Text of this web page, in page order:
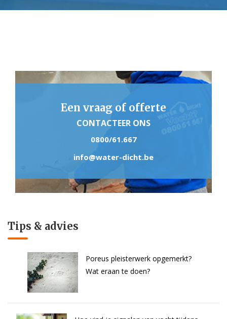
Een vraag of offerte
CONTACTEER ONS
0800/61.667
info@water-dicht.be
Tips & advies
Poreus pleisterwerk opgemerkt?
Wat eraan te doen?